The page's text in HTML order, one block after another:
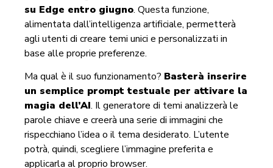
su Edge entro giugno. Questa funzione,
alimentata dall’intelligenza artificiale, permetterà
agli utenti di creare temi unici e personalizzati in
base alle proprie preferenze.
Ma qual è il suo funzionamento? Basterà inserire
un semplice prompt testuale per attivare la
magia dell’AI. Il generatore di temi analizzerà le
parole chiave e creerà una serie di immagini che
rispecchiano l’idea o il tema desiderato. L’utente
potrà, quindi, scegliere l’immagine preferita e
applicarla al proprio browser.